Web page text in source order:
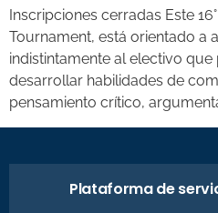
Inscripciones cerradas Este
Tournament, está orientado a
indistintamente al electivo que
desarrollar habilidades de
pensamiento crítico,